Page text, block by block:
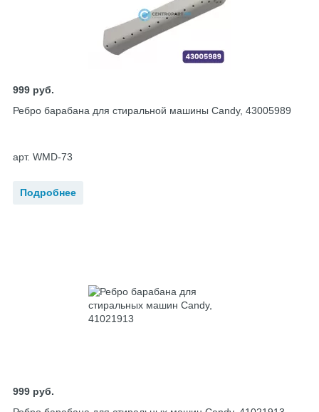
999 руб.
Ребро барабана для стиральной машины Candy, 43005989
арт. WMD-73
Подробнее
999 руб.